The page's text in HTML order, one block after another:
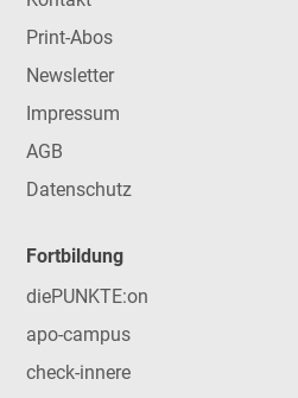
Print-Abos
Newsletter
Impressum
AGB
Datenschutz
Fortbildung
diePUNKTE:on
apo-campus
check-innere